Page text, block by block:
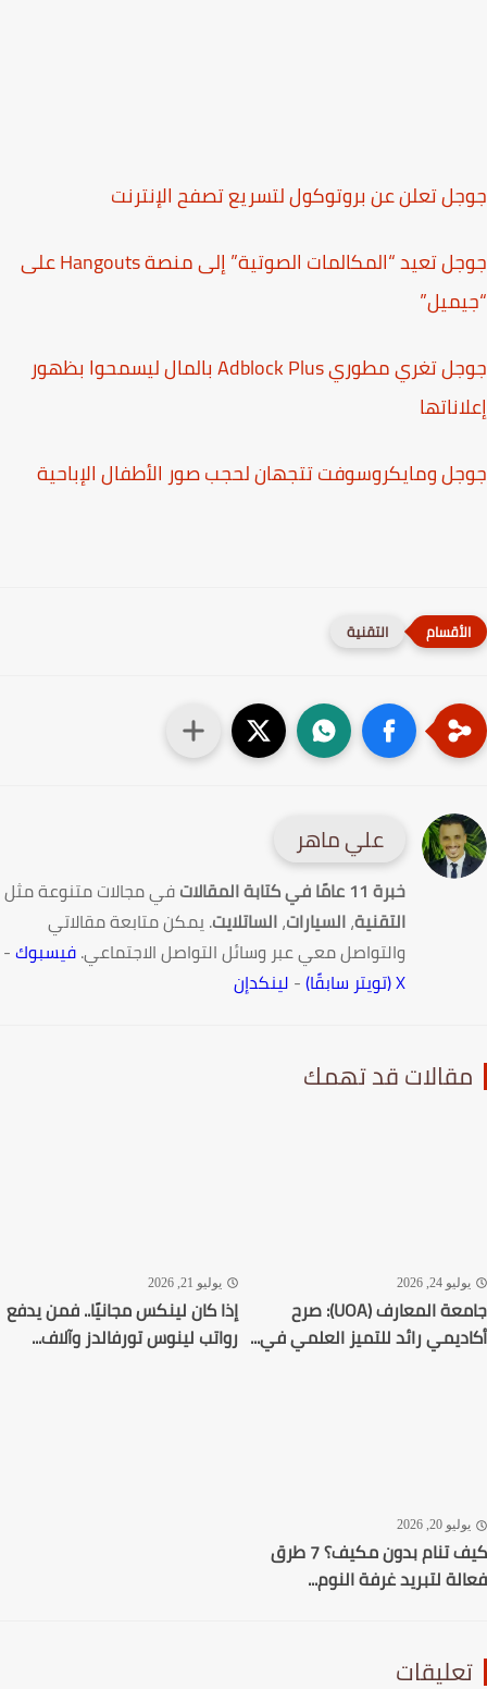
تعلن عن بروتوكول لتسريع تصفح الإنترنت
جوجل تعيد “المكالمات الصوتية” إلى منصة Hangouts على
جوجل تغري مطوري Adblock Plus بالمال ليسمحوا بظهور
ومايكروسوفت تتجهان لحجب صور الأطفال الإباحية
التقنية
علي ماهر
خبرة 11 عامًا في كتابة المقالات
في مجالات متنوعة مثل
التقنية،السيارات،الساتلايت. يمكن متابعة مقالاتي
والتواصل معي عبر وسائل التواصل الاجتماعي.فيسبوك-
-لينكدإن
قد تهمك
24, 2026
جامعة المعارف (UOA): صرح
رائد للتميز العلمي في...
يوليو 21, 2026
إذا كان لينكس مجانيًا.. فمن يدفع
رواتب لينوس تورفالدز وآلاف...
20, 2026
كيف تنام بدون مكيف؟ 7 طرق
لتبريد غرفة النوم...